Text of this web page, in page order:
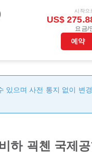
시작으
US$
요금/
예약
있으며 사전 통지 없이
하 괵첸 국제